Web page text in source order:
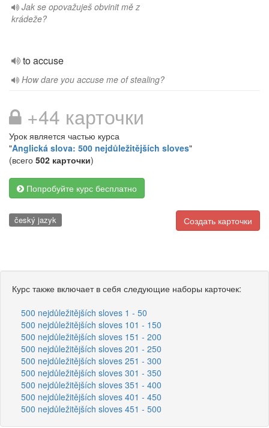
Jak se opovažuješ obvinit mě z
krádeže?
to accuse
How dare you accuse me of stealing?
+44 карточки
Урок является частью курса
"Anglická slova: 500 nejdůležitějších sloves"
(всего 502 карточки)
Попробуйте курс бесплатно
Создать карточки
český jazyk
Курс также включает в себя следующие наборы карточек:
500 nejdůležitějších sloves 1 - 50
500 nejdůležitějších sloves 101 - 150
500 nejdůležitějších sloves 151 - 200
500 nejdůležitějších sloves 201 - 250
500 nejdůležitějších sloves 251 - 300
500 nejdůležitějších sloves 301 - 350
500 nejdůležitějších sloves 351 - 400
500 nejdůležitějších sloves 401 - 450
500 nejdůležitějších sloves 451 - 500